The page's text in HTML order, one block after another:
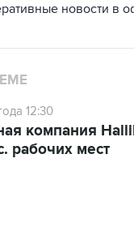
новости в
12:30
компания
рабочих мест